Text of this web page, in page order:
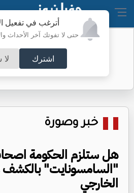
أترغب في تفعيل
حتى لا تفوتك آخر الأحداث
اشترك
عطاء حكومي
خبر وصورة
هل ستلزم الحكومة
"السامسونايت" بالكشف
الخارجي